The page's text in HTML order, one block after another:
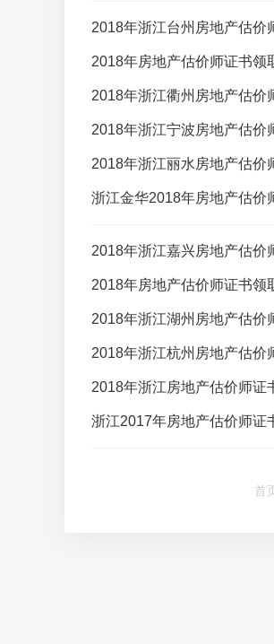
2018年浙江台州房地产估价
2018年房地产估价师证书领
2018年浙江衢州房地产估价
2018年浙江宁波房地产估价
2018年浙江丽水房地产估价
浙江金华2018年房地产估价
2018年浙江嘉兴房地产估价
2018年房地产估价师证书领
2018年浙江湖州房地产估价
2018年浙江杭州房地产估价
2018年浙江房地产估价师证
浙江2017年房地产估价师证
首